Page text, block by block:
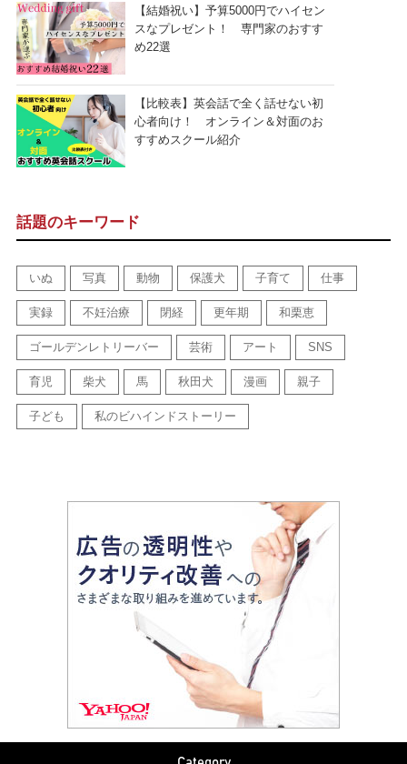
【結婚祝い】予算5000円でハイセン
スなプレゼント！ 専門家のおすす
め22選
【比較表】英会話で全く話せない初
心者向け！ オンライン＆対面のお
すすめスクール紹介
話題のキーワード
いぬ 写真 動物 保護犬 子育て 仕事
実録 不妊治療 閉経 更年期 和栗恵
ゴールデンレトリーバー 芸術 アート SNS
育児 柴犬 馬 秋田犬 漫画 親子
子ども 私のビハインドストーリー